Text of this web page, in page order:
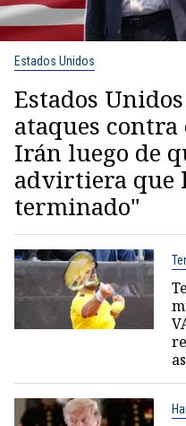
Estados Unidos
Estados
ataques
Irán luego de
advirtiera que
terminado"